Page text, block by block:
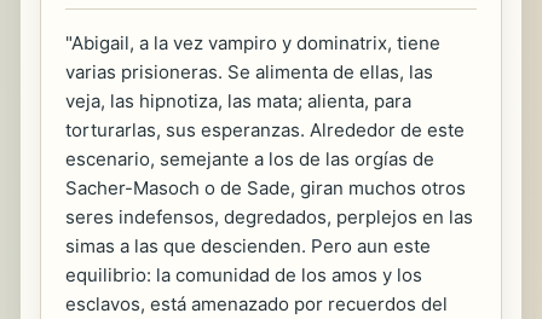
"Abigail, a la vez vampiro y dominatrix, tiene
varias prisioneras. Se alimenta de ellas, las
veja, las hipnotiza, las mata; alienta, para
torturarlas, sus esperanzas. Alrededor de este
escenario, semejante a los de las orgías de
Sacher-Masoch o de Sade, giran muchos otros
seres indefensos, degredados, perplejos en las
simas a las que descienden. Pero aun este
equilibrio: la comunidad de los amos y los
esclavos, está amenazado por recuerdos del